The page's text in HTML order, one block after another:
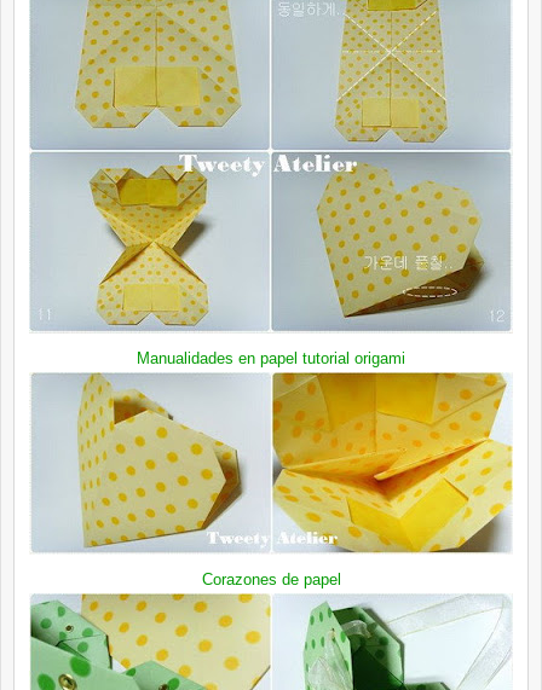
Manualidades en papel tutorial origami
Corazones de papel